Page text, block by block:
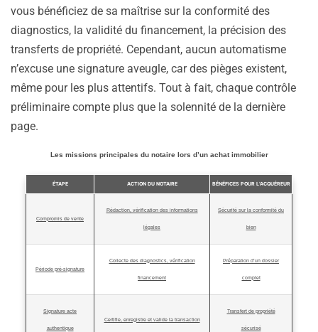
vous bénéficiez de sa maîtrise sur la conformité des
diagnostics, la validité du financement, la précision des
transferts de propriété. Cependant, aucun automatisme
n’excuse une signature aveugle, car des pièges existent,
même pour les plus attentifs. Tout à fait, chaque contrôle
préliminaire compte plus que la solennité de la dernière
page.
Les missions principales du notaire lors d’un achat immobilier
ÉTAPE ACTION DU NOTAIRE BÉNÉFICES POUR L’ACQUÉREUR
Compromis de vente
Rédaction, vérification des informations
légales
Sécurité sur la conformité du
bien
Période pré-signature
Collecte des diagnostics, vérification
financement
Préparation d’un dossier
complet
Signature acte
authentique
Certifie, enregistre et valide la transaction
Transfert de propriété
sécurisé